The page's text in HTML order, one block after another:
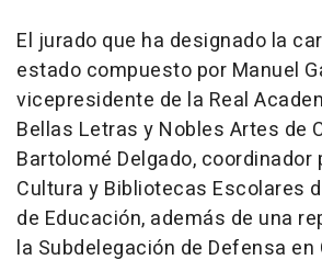
El jurado que ha designado la
estado compuesto por Manuel
vicepresidente de la Real
Bellas Letras y Nobles Artes de
Bartolomé Delgado, coordinador
Cultura y Bibliotecas Escolares
de Educación, además de una
la Subdelegación de Defensa en